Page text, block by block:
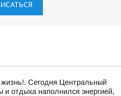
Сегодня Центральный
и отдыха наполнился энергией,